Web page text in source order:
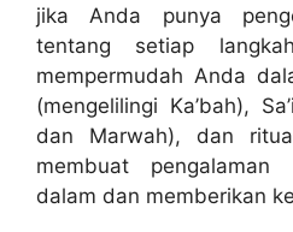
jika Anda punya
tentang setiap
mempermudah Anda
(mengelilingi Ka’bah),
dan Marwah), dan
membuat
dalam dan memberikan